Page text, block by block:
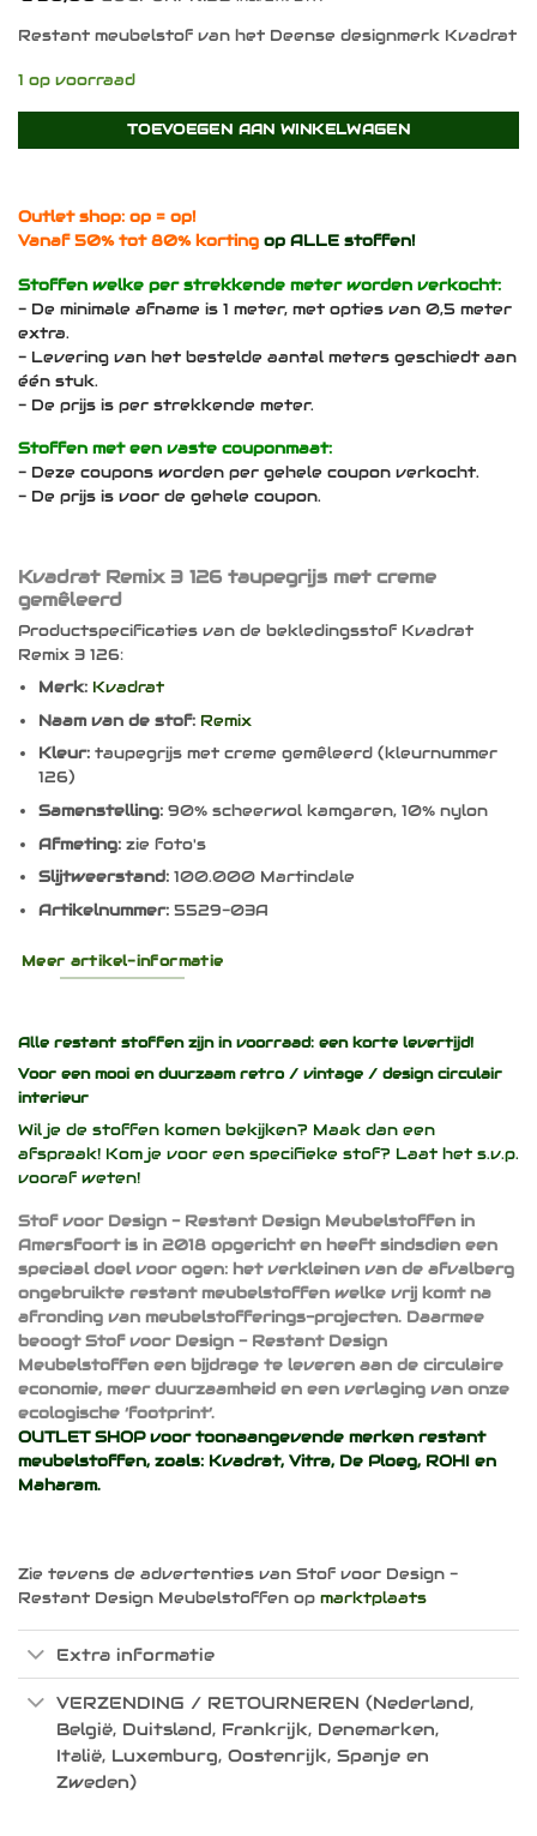
Restant meubelstof van het Deense designmerk Kvadrat
1 op voorraad
TOEVOEGEN AAN WINKELWAGEN
Outlet shop: op = op!
Vanaf 50% tot 80% korting op ALLE stoffen!
Stoffen welke per strekkende meter worden verkocht:
- De minimale afname is 1 meter, met opties van 0,5 meter
extra.
- Levering van het bestelde aantal meters geschiedt aan
één stuk.
- De prijs is per strekkende meter.
Stoffen met een vaste couponmaat:
- Deze coupons worden per gehele coupon verkocht.
- De prijs is voor de gehele coupon.
Kvadrat Remix 3 126 taupegrijs met creme
gemêleerd
Productspecificaties van de bekledingsstof Kvadrat
Remix 3 126:
Merk: Kvadrat
Naam van de stof: Remix
Kleur: taupegrijs met creme gemêleerd (kleurnummer
126)
Samenstelling: 90% scheerwol kamgaren, 10% nylon
Afmeting:zie foto's
Slijtweerstand:100.000 Martindale
Artikelnummer:5529-03A
Meer artikel-informatie
Alle restant stoffen zijn in voorraad: een korte levertijd!
Voor een mooi en duurzaam retro / vintage / design circulair
interieur
Wil je de stoffen komen bekijken? Maak dan een
afspraak! Kom je voor een specifieke stof? Laat het s.v.p.
vooraf weten!
Stof voor Design - Restant Design Meubelstoffen in
Amersfoort is in 2018 opgericht en heeft sindsdien een
speciaal doel voor ogen: het verkleinen van de afvalberg
ongebruikte restant meubelstoffen welke vrij komt na
afronding van meubelstofferings-projecten. Daarmee
beoogt Stof voor Design - Restant Design
Meubelstoffen een bijdrage te leveren aan de circulaire
economie, meer duurzaamheid en een verlaging van onze
ecologische ‘footprint’.
OUTLET SHOP voor toonaangevende merken restant
meubelstoffen, zoals: Kvadrat, Vitra, De Ploeg, ROHI en
Maharam.
Zie tevens de advertenties van Stof voor Design -
Restant Design Meubelstoffen op marktplaats
Extra informatie
VERZENDING / RETOURNEREN (Nederland,
België, Duitsland, Frankrijk, Denemarken,
Italië, Luxemburg, Oostenrijk, Spanje en
Zweden)